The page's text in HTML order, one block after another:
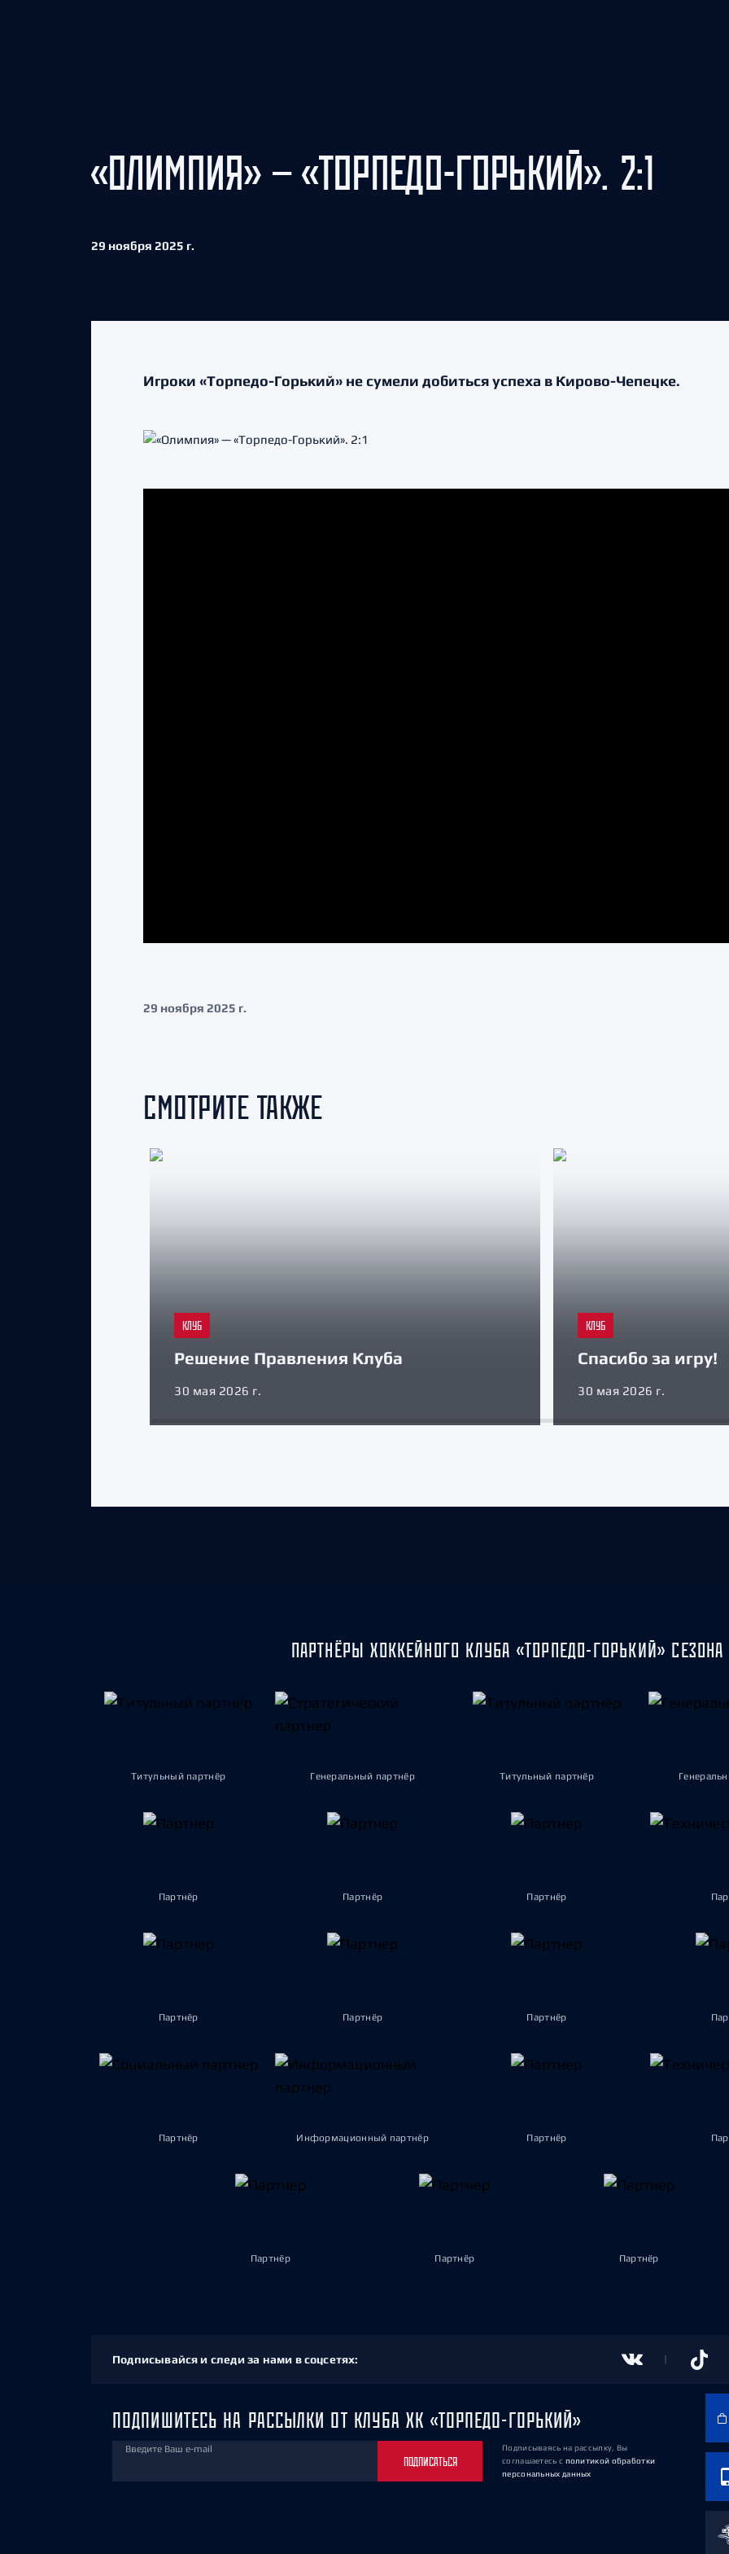
«ОЛИМПИЯ» — «ТОРПЕДО-ГОРЬКИЙ». 2:1
29 ноября 2025 г.
Игроки «Торпедо-Горький» не сумели добиться успеха в Кирово-Чепецке.
29 ноября 2025 г.
СМОТРИТЕ ТАКЖЕ
КЛУБ
Решение Правления Клуба
30 мая 2026 г.
КЛУБ
Спасибо за игру!
30 мая 2026 г.
ПАРТНЁРЫ ХОККЕЙНОГО КЛУБА «ТОРПЕДО-ГОРЬКИЙ» СЕЗОНА
Титульный партнёр Генеральный партнёр Титульный партнёр
Партнёр Партнёр Партнёр
Партнёр Партнёр Партнёр
Партнёр Информационный партнёр Партнёр
Партнёр Партнёр Партнёр
Подписывайся и следи за нами в соцсетях:
ПОДПИШИТЕСЬ НА РАССЫЛКИ ОТ КЛУБА ХК «ТОРПЕДО-ГОРЬКИЙ»
Введите Ваш e-mail
ПОДПИСАТЬСЯ
Подписываясь на рассылку, Вы
соглашаетесь с политикой обработки
персональных данных